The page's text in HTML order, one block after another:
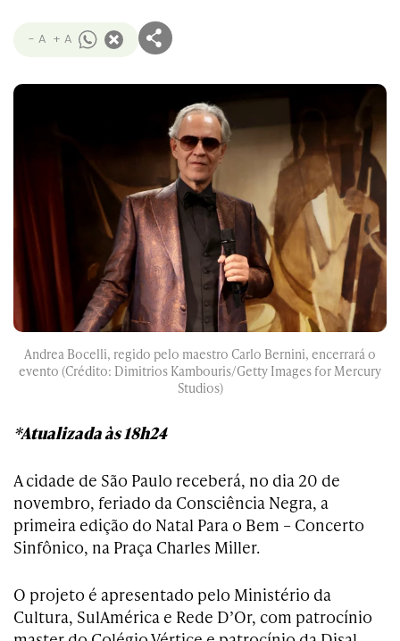
- A + A
Andrea Bocelli, regido pelo maestro Carlo Bernini, encerrará o
evento (Crédito: Dimitrios Kambouris/Getty Images for Mercury
Studios)
*Atualizada às 18h24
A cidade de São Paulo receberá, no dia 20 de
novembro, feriado da Consciência Negra, a
primeira edição do Natal Para o Bem – Concerto
Sinfônico, na Praça Charles Miller.
O projeto é apresentado pelo Ministério da
Cultura, SulAmérica e Rede D’Or, com patrocínio